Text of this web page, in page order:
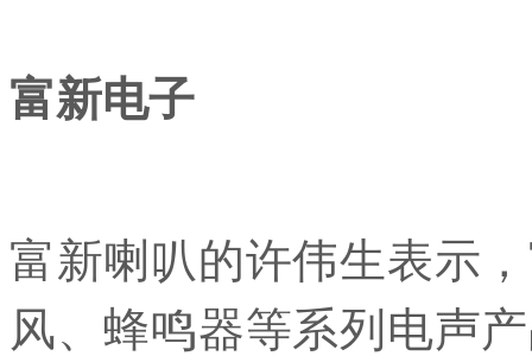
富新电子
富新喇叭的许伟生表示
风、蜂鸣器等系列电声